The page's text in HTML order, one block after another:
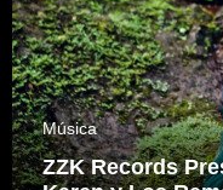
Música
ZZK Records